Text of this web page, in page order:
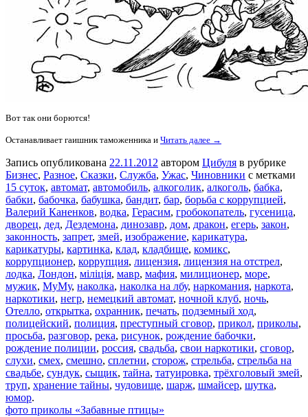
Вот так они борются!
Останавливает гаишник таможенника и Читать далее →
Запись опубликована 22.11.2012 автором Цибуля в рубрике
Бизнес, Разное, Сказки, Служба, Ужас, Чиновники с метками
15 суток, автомат, автомобиль, алкоголик, алкоголь, бабка,
бабки, бабочка, бабушка, бандит, бар, борьба с коррупцией,
Валерий Каненков, водка, Герасим, гробокопатель, гусеница,
дворец, дед, Дездемона, динозавр, дом, дракон, егерь, закон,
законность, запрет, змей, изображение, карикатура,
карикатуры, картинка, клад, кладбище, комикс,
коррупционер, коррупция, лицензия, лицензия на отстрел,
лодка, Лондон, міліція, мавр, мафия, милиционер, море,
мужик, МуМу, наколка, наколка на лбу, наркомания, наркота,
наркотики, негр, немецкий автомат, ночной клуб, ночь,
Отелло, открытка, охранник, печать, подземный ход,
полицейский, полиция, преступный сговор, прикол, приколы,
просьба, разговор, река, рисунок, рождение бабочки,
рождение полиции, россия, свадьба, свои наркотики, сговор,
слухи, смех, смешно, сплетни, сторож, стрельба, стрельба на
свадьбе, сундук, сыщик, тайна, татуировка, трёхголовый змей,
труп, хранение тайны, чудовище, шарж, шмайсер, шутка,
юмор.
фото приколы «Забавные птицы»